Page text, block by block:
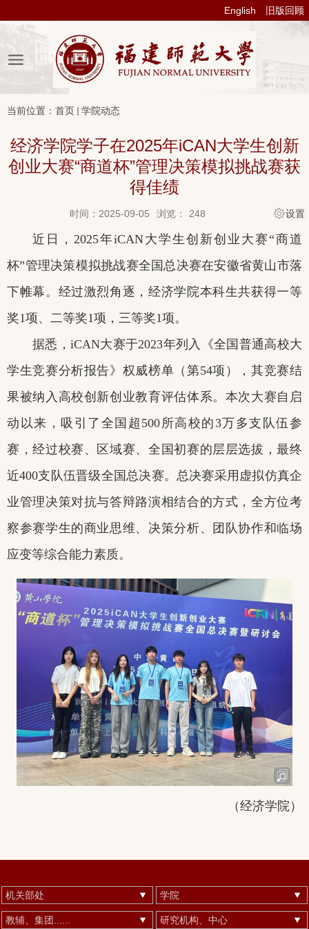
English 旧版回顾
当前位置： 首页 学院动态
经济学院学子在2025年iCAN大学生创新
创业大赛“商道杯”管理决策模拟挑战赛获
得佳绩
时间：2025-09-05 浏览： 248 设置
近日， 2025年iCAN大学生创新创业大赛“商道
杯”管理决策模拟挑战赛全国总决赛在安徽省黄山市落
下帷幕。经过激烈角逐，经济学院本科生共获得一等
奖1项、二等奖1项，三等奖1项。
据悉， iCAN大赛于2023年列入《全国普通高校大
学生竞赛分析报告》权威榜单（第54项），其竞赛结
果被纳入高校创新创业教育评估体系。本次大赛自启
动以来，吸引了全国超 500所高校的3万多支队伍参
赛，经过校赛、区域赛、全国初赛的层层选拔，最终
近400支队伍晋级全国总决赛。总决赛采用虚拟仿真企
业管理决策对抗与答辩路演相结合的方式，全方位考
察参赛学生的商业思维、决策分析、团队协作和临场
应变等综合能力素质。
（经济学院）
机关部处 学院
教辅、集团...... 研究机构、中心